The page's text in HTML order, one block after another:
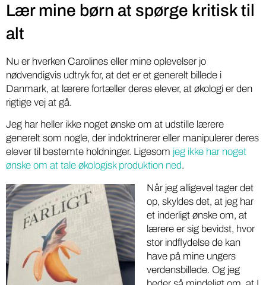
Lær mine børn at spørge kritisk til
alt
Nu er hverken Carolines eller mine oplevelser jo
nødvendigvis udtryk for, at det er et generelt billede i
Danmark, at lærere fortæller deres elever, at økologi er den
rigtige vej at gå.
Jeg har heller ikke noget ønske om at udstille lærere
generelt som nogle, der indoktrinerer eller manipulerer deres
elever til bestemte holdninger. Ligesom jeg ikke har noget
ønske om at tale økologisk produktion ned.
Når jeg alligevel tager det
op, skyldes det, at jeg har
et inderligt ønske om, at
lærere er sig bevidst, hvor
stor indflydelse de kan
have på mine ungers
verdensbillede. Og jeg